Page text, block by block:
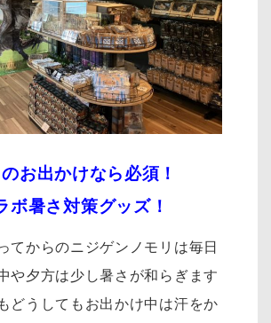
のお出かけなら必須！
ボ暑さ対策グッズ！
てからのニジゲンノモリは毎日
や夕方は少し暑さが和らぎます
どうしてもお出かけ中は汗をか